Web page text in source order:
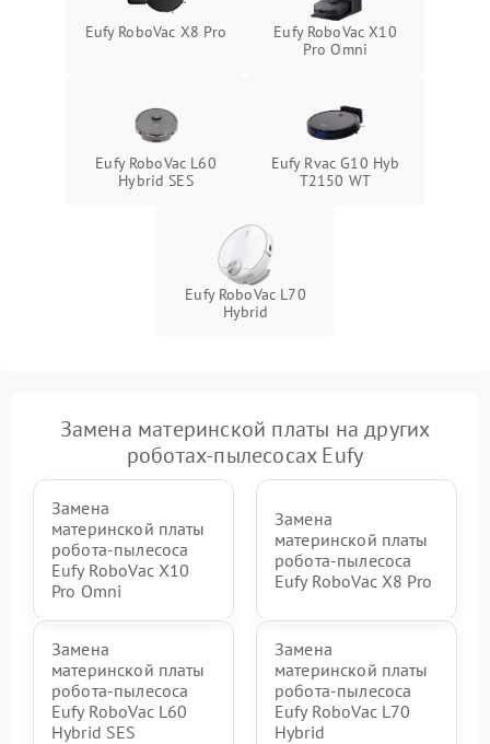
Eufy RoboVac X8 Pro
Eufy RoboVac X10
Pro Omni
Eufy RoboVac L60
Hybrid SES
Eufy Rvac G10 Hyb
T2150 WT
Eufy RoboVac L70
Hybrid
Замена материнской платы на других
роботах-пылесосах Eufy
Замена
материнской платы
робота-пылесоса
Eufy RoboVac X10
Pro Omni
Замена
материнской платы
робота-пылесоса
Eufy RoboVac X8 Pro
Замена
материнской платы
робота-пылесоса
Eufy RoboVac L60
Hybrid SES
Замена
материнской платы
робота-пылесоса
Eufy RoboVac L70
Hybrid